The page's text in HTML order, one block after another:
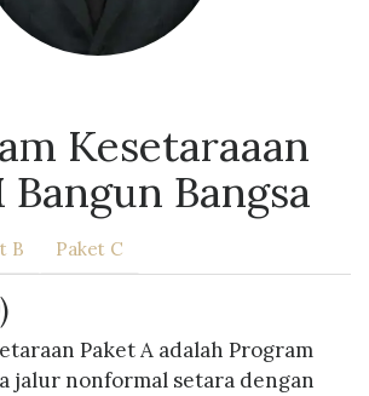
Kesetaraaan
Bangun Bangsa
B Paket C
Paket A adalah Program
jalur nonformal setara dengan